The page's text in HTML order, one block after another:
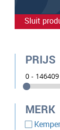
Sluit
PRIJS
MERK
Kemper